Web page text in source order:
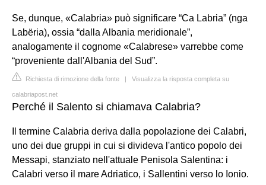
Se, dunque, «Calabria» può significare “Ca Labria” (nga
Labëria), ossia “dalla Albania meridionale”,
analogamente il cognome «Calabrese» varrebbe come
“proveniente dall'Albania del Sud”.
Richiesta di rimozione della fonte | Visualizza la risposta completa su
calabriapost.net
Perché il Salento si chiamava Calabria?
Il termine Calabria deriva dalla popolazione dei Calabri,
uno dei due gruppi in cui si divideva l'antico popolo dei
Messapi, stanziato nell'attuale Penisola Salentina: i
Calabri verso il mare Adriatico, i Sallentini verso lo Ionio.